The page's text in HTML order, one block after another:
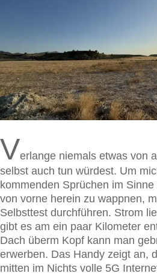
Verlange niemals etwas von
selbst auch tun würdest. Um
kommenden Sprüchen im Sinne
von vorne herein zu wappnen,
Selbsttest durchführen. Strom
gibt es am ein paar Kilometer
Dach überm Kopf kann man
erwerben. Das Handy zeigt an,
mitten im Nichts volle 5G